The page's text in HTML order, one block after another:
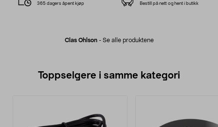
Clas Ohlson- Se alle produktene
365 dagers åpent kjøp Bestill på nett og hent i butikk
Toppselgere i samme kategori